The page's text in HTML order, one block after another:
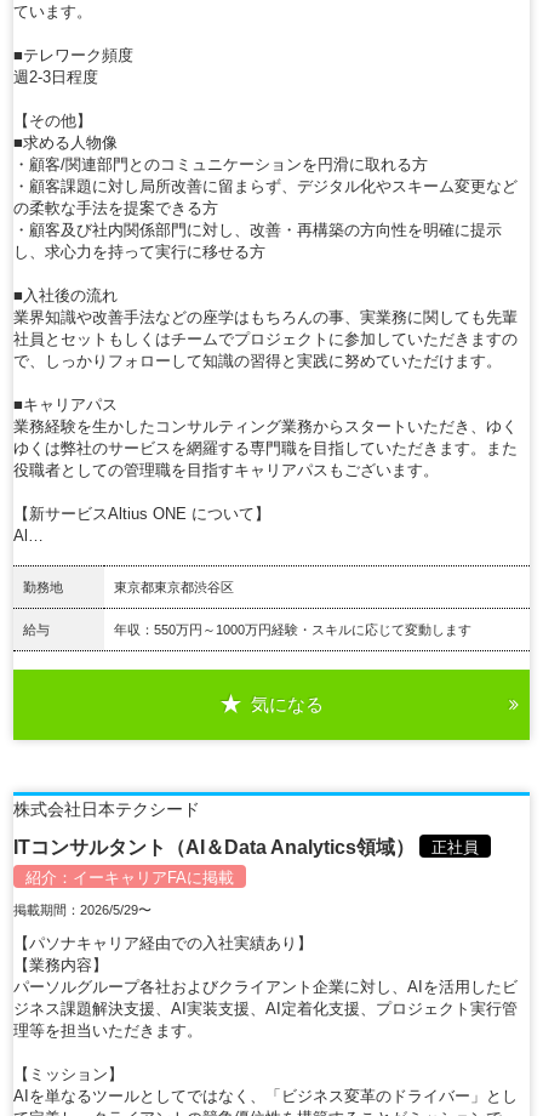
ています。
■テレワーク頻度
週2-3日程度
【その他】
■求める人物像
・顧客/関連部門とのコミュニケーションを円滑に取れる方
・顧客課題に対し局所改善に留まらず、デジタル化やスキーム変更など
の柔軟な手法を提案できる方
・顧客及び社内関係部門に対し、改善・再構築の方向性を明確に提示
し、求心力を持って実行に移せる方
■入社後の流れ
業界知識や改善手法などの座学はもちろんの事、実業務に関しても先輩
社員とセットもしくはチームでプロジェクトに参加していただきますの
で、しっかりフォローして知識の習得と実践に努めていただけます。
■キャリアパス
業務経験を生かしたコンサルティング業務からスタートいただき、ゆく
ゆくは弊社のサービスを網羅する専門職を目指していただきます。また
役職者としての管理職を目指すキャリアパスもございます。
【新サービスAltius ONE について】
Al…
勤務地 東京都東京都渋谷区
給与 年収：550万円～1000万円経験・スキルに応じて変動します
気になる
株式会社日本テクシード
ITコンサルタント（AI＆Data Analytics領域）
正社員
紹介： イーキャリアFAに掲載
掲載期間：2026/5/29〜
【パソナキャリア経由での入社実績あり】
【業務内容】
パーソルグループ各社およびクライアント企業に対し、AIを活用したビ
ジネス課題解決支援、AI実装支援、AI定着化支援、プロジェクト実行管
理等を担当いただきます。
【ミッション】
AIを単なるツールとしてではなく、「ビジネス変革のドライバー」とし